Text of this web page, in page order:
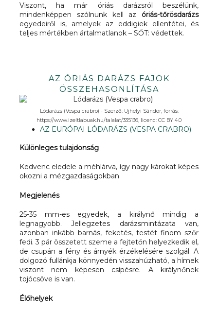
Viszont, ha már óriás darázsról beszélünk,
mindenképpen szólnunk kell az óriás-tőrösdarázs
egyedeiről is, amelyek az eddigiek ellentétei, és
teljes mértékben ártalmatlanok – SŐT: védettek.
AZ ÓRIÁS DARÁZS FAJOK
ÖSSZEHASONLÍTÁSA
Lódarázs (Vespa crabro) - Szerző: Ujhelyi Sándor, forrás:
https://www.izeltlabuak.hu/talalat/335136, licenc: CC BY 4.0
AZ EURÓPAI LÓDARÁZS (VESPA CRABRO)
Különleges tulajdonság
Kedvenc eledele a méhlárva, így nagy károkat képes
okozni a mézgazdaságokban
Megjelenés
25-35 mm-es egyedek, a királynő mindig a
legnagyobb. Jellegzetes darázsmintázata van,
azonban inkább barnás, feketés, testét finom szőr
fedi. 3 pár összetett szeme a fejtetőn helyezkedik el,
de csupán a fény és árnyék érzékelésére szolgál. A
dolgozó fullánkja könnyedén visszahúzható, a hímek
viszont nem képesen csípésre. A királynőnek
tojócsöve is van.
Élőhelyek